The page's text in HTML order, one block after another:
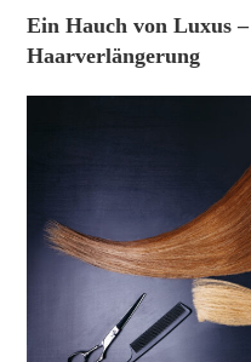
Ein Hauch von Luxus
Haarverlängerung